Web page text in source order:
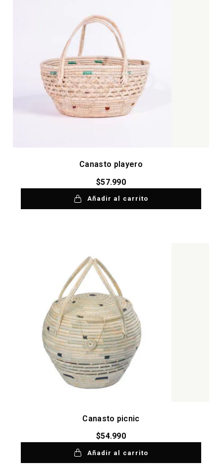
Canasto playero
$57.990
Añadir al carrito
Canasto picnic
$54.990
Añadir al carrito